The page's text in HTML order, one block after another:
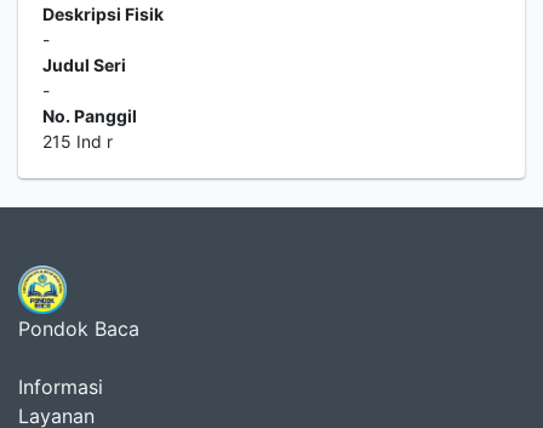
Deskripsi Fisik
-
Judul Seri
-
No. Panggil
215 Ind r
Pondok Baca
Informasi
Layanan